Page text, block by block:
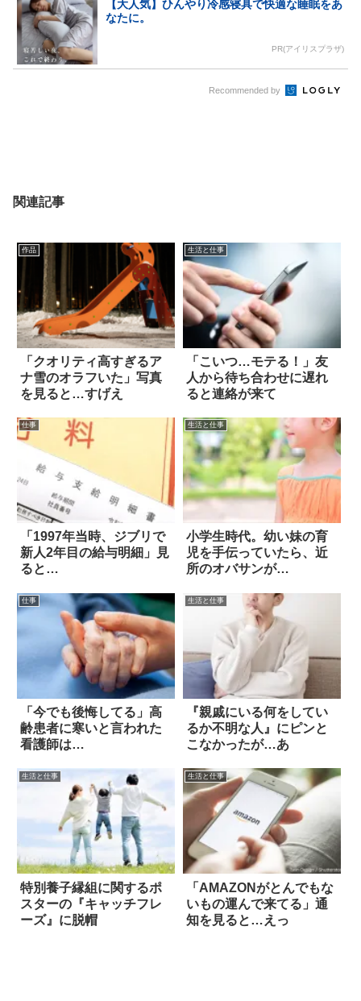
【大人気】ひんやり冷感寝具で快適な睡眠をあ
なたに。
PR(アイリスプラザ)
Recommended by
関連記事
作品
「クオリティ高すぎるア
ナ雪のオラフいた」写真
を見ると…すげえ
生活と仕事
「こいつ…モテる！」友
人から待ち合わせに遅れ
ると連絡が来て
仕事
「1997年当時、ジブリで
新人2年目の給与明細」見
ると…
生活と仕事
小学生時代。幼い妹の育
児を手伝っていたら、近
所のオバサンが…
仕事
「今でも後悔してる」高
齢患者に寒いと言われた
看護師は…
生活と仕事
『親戚にいる何をしてい
るか不明な人』にピンと
こなかったが…あ
生活と仕事
特別養子縁組に関するポ
スターの『キャッチフレ
ーズ』に脱帽
生活と仕事
「AMAZONがとんでもな
いもの運んで来てる」通
知を見ると…えっ